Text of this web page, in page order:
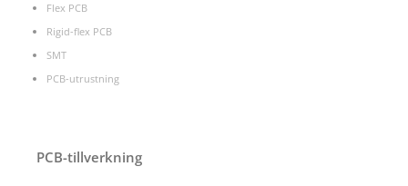
Flex PCB
Rigid-flex PCB
SMT
PCB-utrustning
PCB-tillverkning